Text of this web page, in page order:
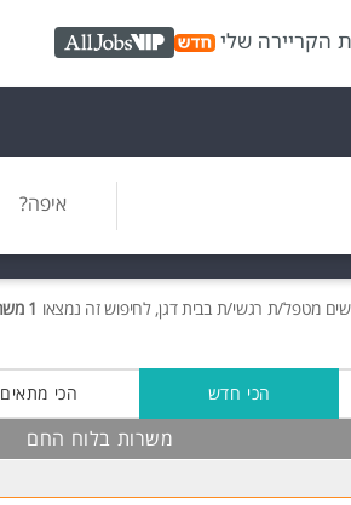
הקריירה שלי AllJobs VIP
איפה?
מטפל/ת רגשי/ת בבית דגן, לחיפוש זה נמצאו 1 משרות
הכי חדש הכי מתאים
משרות בלוח החם